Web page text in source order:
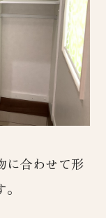
に合わせて形